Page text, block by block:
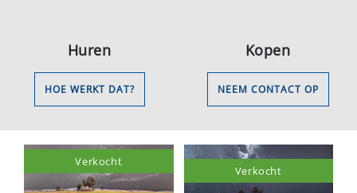
Huren
HOE WERKT DAT?
Kopen
NEEM CONTACT OP
Verkocht
Verkocht